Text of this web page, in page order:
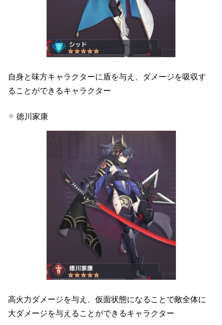
自身と味方キャラクターに盾を与え、ダメージを吸収す
ることができるキャラクター
徳川家康
高火力ダメージを与え、仮面状態になることで敵全体に
大ダメージを与えることができるキャラクター